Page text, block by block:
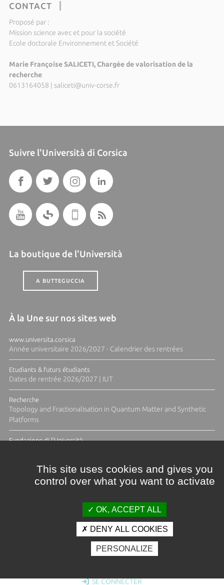
CONTACT
Proposé par :
Mission science avec et pour la société
Ecole doctorale Environnement et Société
Marie Françoise SALICETI, Chargée de valorisation de la
recherche
0613164058
saliceti@univ-corse.fr
Suivre l'Università di Corsica
La boutique de l'Università
A BUTTEGUCCIA
À la Une sur nos sites web
www.universita.corsica
Année universitaire 2026/2027 - Calendrier des rentrées
Etudiants & futurs étudiants
Dates de rentrée 2026/2027 | IUT
Recherche
Topology and Fractionalisation in Quantum Matter and Synthetic
Platforms
Fundazione di l'Università
Crédits et mentions légales
Espace presse
Photothèque
SE CONNECTER
This site uses cookies and gives you
control over what you want to activate
OK, ACCEPT ALL
DENY ALL COOKIES
PERSONALIZE